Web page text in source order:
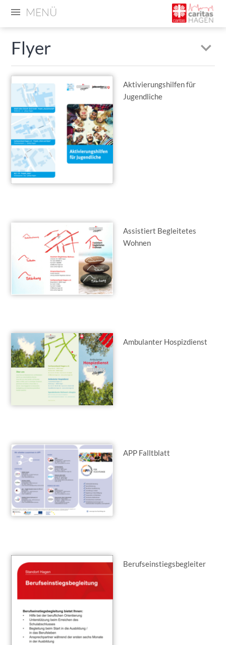
MENÜ
Flyer
Aktivierungshilfen für
Jugendliche
Assistiert Begleitetes
Wohnen
Ambulanter Hospizdienst
APP Falltblatt
Berufseinstiegs­begleiter